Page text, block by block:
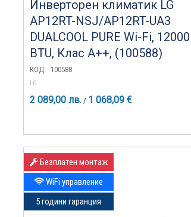
Инверторен климатик LG
AP12RT-NSJ/AP12RT-UA3
DUALCOOL PURE Wi-Fi, 12000
BTU, Клас A++, (100588)
КОД: 100588
LG
2 089,00 лв./ 1 068,09 €
Безплатен монтаж
WiFi управление
5 години гаранция